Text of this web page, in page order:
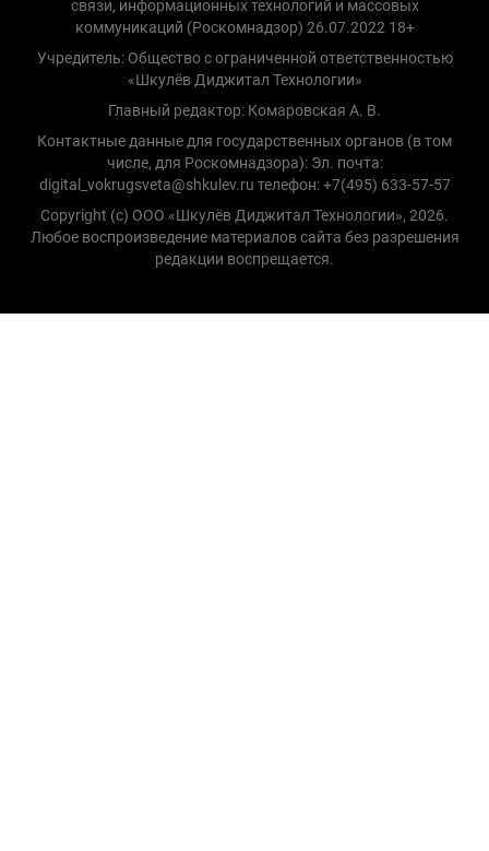
связи, информационных технологий и массовых
коммуникаций (Роскомнадзор) 26.07.2022 18+
Учредитель: Общество с ограниченной ответственностью
«Шкулёв Диджитал Технологии»
Главный редактор: Комаровская А. В.
Контактные данные для государственных органов (в том
числе, для Роскомнадзора): Эл. почта:
digital_vokrugsveta@shkulev.ru телефон: +7(495) 633-57-57
Copyright (с) ООО «Шкулёв Диджитал Технологии», 2026.
Любое воспроизведение материалов сайта без разрешения
редакции воспрещается.